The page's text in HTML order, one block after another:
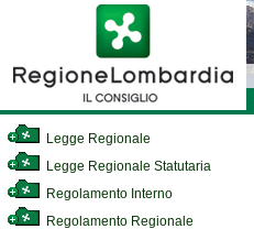
Legge Regionale
Legge Regionale Statutaria
Regolamento Interno
Regolamento Regionale